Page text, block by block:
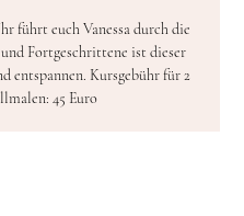
führt euch Vanessa durch die
Fortgeschrittene ist dieser
entspannen. Kursgebühr für 2
45 Euro